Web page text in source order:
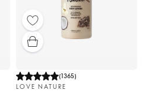
(1365)
LOVE NATURE